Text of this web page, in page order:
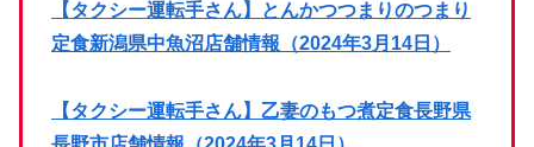
【タクシー運転手さん】とんかつつまりのつまり
定食新潟県中魚沼店舗情報（2024年3月14日）
【タクシー運転手さん】乙妻のもつ煮定食長野県